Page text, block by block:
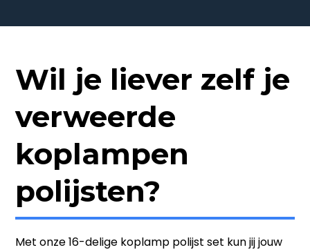
Wil je liever zelf je
verweerde
koplampen
polijsten?
Met onze 16-delige koplamp polijst set kun jij jouw